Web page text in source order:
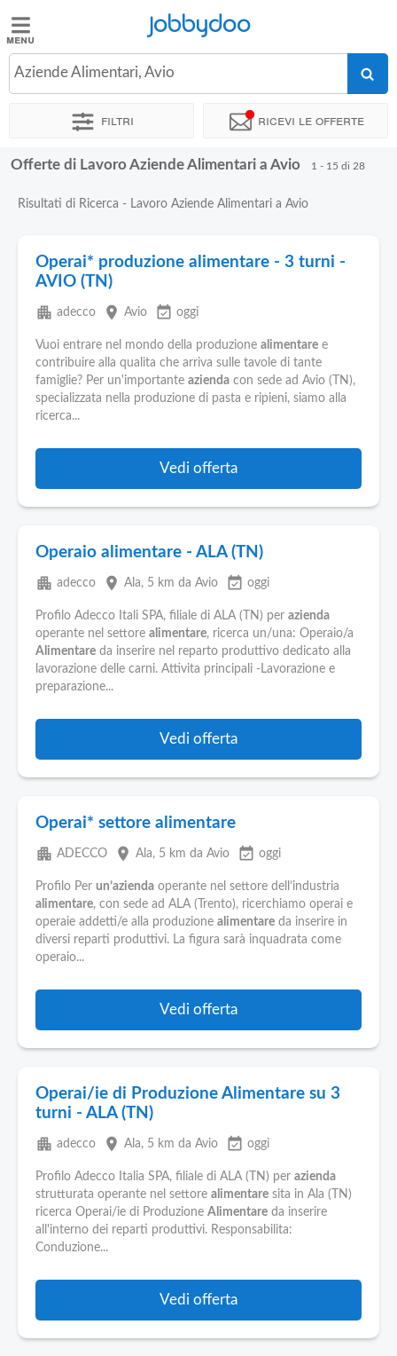
Jobbydoo
Offerte
Stipendi
Blog
Pubblica
Offerte
Aziende
Jobbydoo
Aziende Alimentari, Avio
Filtri Ricevi le offerte
Offerte di Lavoro Aziende Alimentari a Avio 1 - 15 di 28
Risultati di Ricerca - Lavoro Aziende Alimentari a Avio
Operai* produzione alimentare - 3 turni -
AVIO (TN)
apartment adecco place Avio event_available oggi
Vuoi entrare nel mondo della produzione alimentare e
contribuire alla qualita che arriva sulle tavole di tante
famiglie? Per un'importante azienda con sede ad Avio (TN),
specializzata nella produzione di pasta e ripieni, siamo alla
ricerca...
Vedi offerta
Operaio alimentare - ALA (TN)
apartment adecco place Ala, 5 km da Avio event_available oggi
Profilo Adecco Itali SPA, filiale di ALA (TN) per azienda
operante nel settore alimentare, ricerca un/una: Operaio/a
Alimentare da inserire nel reparto produttivo dedicato alla
lavorazione delle carni. Attivita principali -Lavorazione e
preparazione...
Vedi offerta
Operai* settore alimentare
apartment ADECCO place Ala, 5 km da Avio event_available oggi
Profilo Per un’azienda operante nel settore dell’industria
alimentare, con sede ad ALA (Trento), ricerchiamo operai e
operaie addetti/e alla produzione alimentare da inserire in
diversi reparti produttivi. La figura sarà inquadrata come
operaio...
Vedi offerta
Operai/ie di Produzione Alimentare su 3
turni - ALA (TN)
apartment adecco place Ala, 5 km da Avio event_available oggi
Profilo Adecco Italia SPA, filiale di ALA (TN) per azienda
strutturata operante nel settore alimentare sita in Ala (TN)
ricerca Operai/ie di Produzione Alimentare da inserire
all'interno dei reparti produttivi. Responsabilita:
Conduzione...
Vedi offerta